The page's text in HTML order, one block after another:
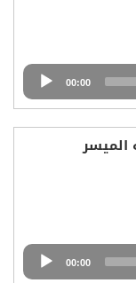
00:00
الميسر
00:00